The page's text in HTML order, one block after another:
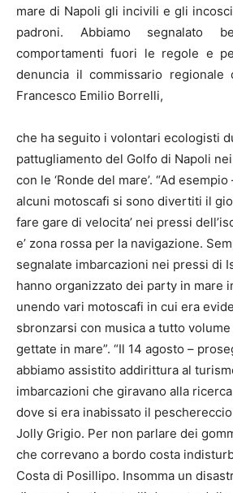
mare di Napoli gli incivili e gli
padroni. Abbiamo
comportamenti fuori le regole e
denuncia il commissario regionale
Francesco Emilio Borrelli,
che ha seguito i volontari ecologisti
pattugliamento del Golfo di Napoli
con le ‘Ronde del mare’. “Ad
alcuni motoscafi si sono divertiti il
fare gare di velocita’ nei pressi
e’ zona rossa per la navigazione.
segnalate imbarcazioni nei pressi di
hanno organizzato dei party in mare
unendo vari motoscafi in cui era
sbronzarsi con musica a tutto
gettate in mare”. “Il 14 agosto –
abbiamo assistito addirittura al
imbarcazioni che giravano alla
dove si era inabissato il
Jolly Grigio. Per non parlare dei
che correvano a bordo costa
Costa di Posillipo. Insomma un